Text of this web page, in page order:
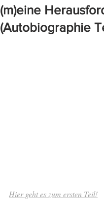
(m)eine
(Autobiographie
Hier geht es zum ersten Teil!